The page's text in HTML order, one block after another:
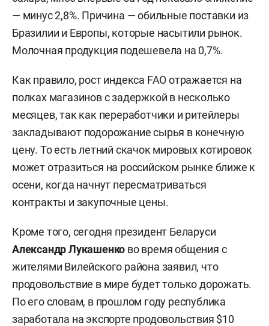
— минус 2,8%. Причина — обильные поставки из
Бразилии и Европы, которые насытили рынок.
Молочная продукция подешевела на 0,7%.
Как правило, рост индекса FAO отражается на
полках магазинов с задержкой в несколько
месяцев, так как переработчики и ритейлеры
закладывают подорожание сырья в конечную
цену. То есть летний скачок мировых котировок
может отразиться на российском рынке ближе к
осени, когда начнут пересматриваться
контракты и закупочные цены.
Кроме того, сегодня президент Беларуси
Александр Лукашенко во время общения с
жителями Вилейского района заявил, что
продовольствие в мире будет только дорожать.
По его словам, в прошлом году республика
заработала на экспорте продовольствия $10